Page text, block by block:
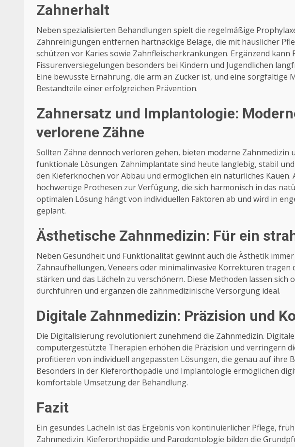
Zahnerhalt
Neben spezialisierten Behandlungen spielt die regelmäßige
Zahnreinigungen entfernen hartnäckige Beläge, die mit häuslicher
schützen vor Karies sowie Zahnfleischerkrankungen. Ergänzend kann
Fissurenversiegelungen besonders bei Kindern und Jugendlichen
Eine bewusste Ernährung, die arm an Zucker ist, und eine sorgfältige
Bestandteile einer erfolgreichen Prävention.
Zahnersatz und Implantologie:
verlorene Zähne
Sollten Zähne dennoch verloren gehen, bieten moderne Zahnmedizin
funktionale Lösungen. Zahnimplantate sind heute langlebig, stabil
den Kieferknochen vor Abbau und ermöglichen ein natürliches
hochwertige Prothesen zur Verfügung, die sich harmonisch in das
optimalen Lösung hängt von individuellen Faktoren ab und wird in
geplant.
Ästhetische Zahnmedizin: Für ein
Neben Gesundheit und Funktionalität gewinnt auch die Ästhetik
Zahnaufhellungen, Veneers oder minimalinvasive Korrekturen tragen
stärken und das Lächeln zu verschönern. Diese Methoden lassen
durchführen und ergänzen die zahnmedizinische Versorgung ideal.
Digitale Zahnmedizin: Präzision und
Die Digitalisierung revolutioniert zunehmend die Zahnmedizin.
computergestützte Therapien erhöhen die Präzision und verringern
profitieren von individuell angepassten Lösungen, die genau auf ihre
Besonders in der Kieferorthopädie und Implantologie ermöglichen
komfortable Umsetzung der Behandlung.
Fazit
Ein gesundes Lächeln ist das Ergebnis von kontinuierlicher Pflege,
Zahnmedizin. Kieferorthopädie und Parodontologie bilden die